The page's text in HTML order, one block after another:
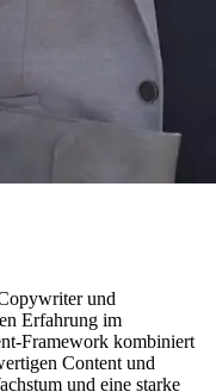
und
Erfahrung im
Framework kombiniert
Content und
und eine starke